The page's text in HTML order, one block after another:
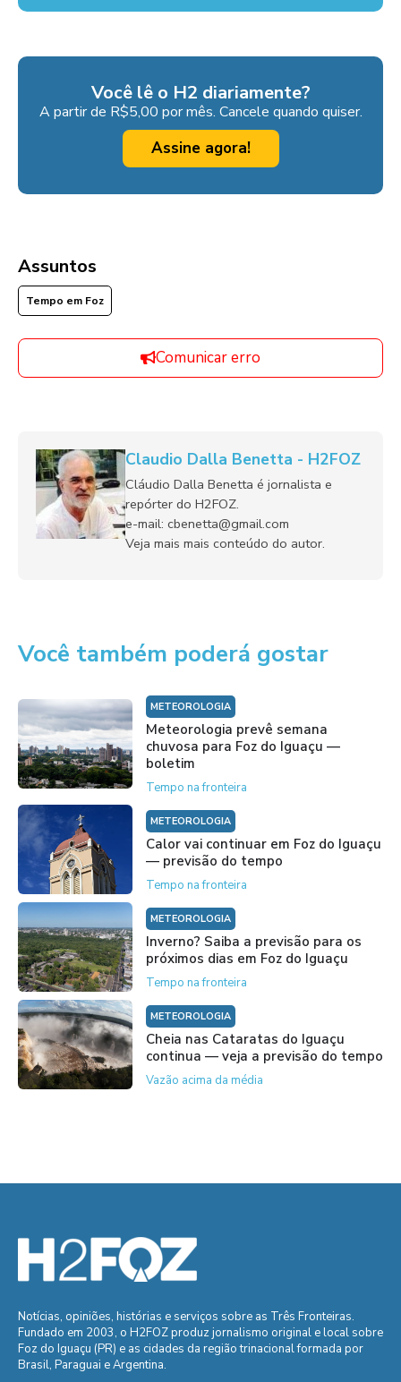
Você lê o H2 diariamente?
A partir de R$5,00 por mês. Cancele quando quiser.
Assine agora!
Assuntos
Tempo em Foz
Comunicar erro
Claudio Dalla Benetta - H2FOZ
Cláudio Dalla Benetta é jornalista e
repórter do H2FOZ.
e-mail: cbenetta@gmail.com
Veja mais mais conteúdo do autor.
Você também poderá gostar
METEOROLOGIA
Meteorologia prevê semana
chuvosa para Foz do Iguaçu —
boletim
Tempo na fronteira
METEOROLOGIA
Calor vai continuar em Foz do Iguaçu
— previsão do tempo
Tempo na fronteira
METEOROLOGIA
Inverno? Saiba a previsão para os
próximos dias em Foz do Iguaçu
Tempo na fronteira
METEOROLOGIA
Cheia nas Cataratas do Iguaçu
continua — veja a previsão do tempo
Vazão acima da média
Notícias, opiniões, histórias e serviços sobre as Três Fronteiras.
Fundado em 2003, o H2FOZ produz jornalismo original e local sobre
Foz do Iguaçu (PR) e as cidades da região trinacional formada por
Brasil, Paraguai e Argentina.